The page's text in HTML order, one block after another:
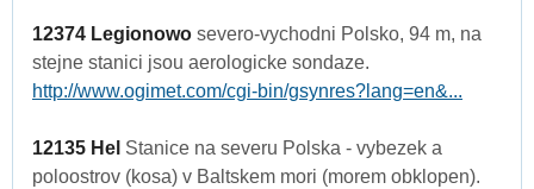
12374 Legionowo severo-vychodni Polsko, 94 m, na
stejne stanici jsou aerologicke sondaze.
http://www.ogimet.com/cgi-bin/gsynres?lang=en&...
12135 Hel Stanice na severu Polska - vybezek a
poloostrov (kosa) v Baltskem mori (morem obklopen).